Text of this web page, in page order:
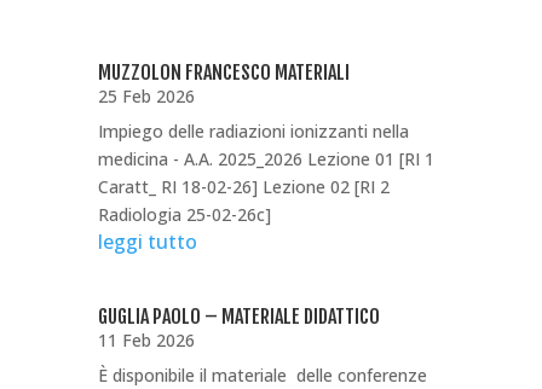
MUZZOLON FRANCESCO MATERIALI
25 Feb 2026
Impiego delle radiazioni ionizzanti nella
medicina - A.A. 2025_2026 Lezione 01 [RI 1
Caratt_ RI 18-02-26] Lezione 02 [RI 2
Radiologia 25-02-26c]
leggi tutto
GUGLIA PAOLO – MATERIALE DIDATTICO
11 Feb 2026
È disponibile il materiale delle conferenze